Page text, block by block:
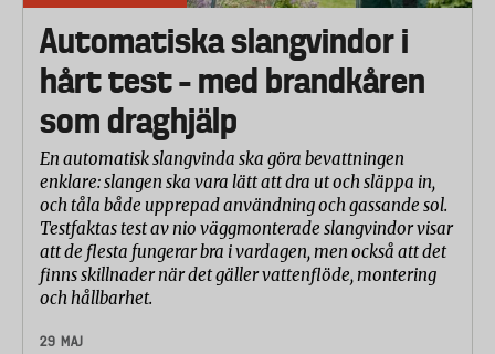
Automatiska slangvindor i
hårt test – med brandkåren
som draghjälp
En automatisk slangvinda ska göra bevattningen
enklare: slangen ska vara lätt att dra ut och släppa in,
och tåla både upprepad användning och gassande sol.
Testfaktas test av nio väggmonterade slangvindor visar
att de flesta fungerar bra i vardagen, men också att det
finns skillnader när det gäller vattenflöde, montering
och hållbarhet.
29 MAJ